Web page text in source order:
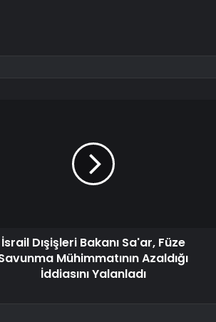
İsrail Dışişleri Bakanı Sa'ar, Füze
Mühimmatının Azaldığı
İddiasını Yalanladı